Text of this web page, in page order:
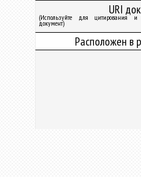
URI
(Используйте для цитирования
документ)
Расположен в